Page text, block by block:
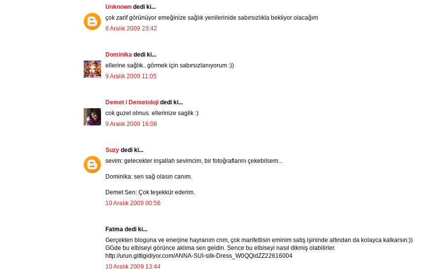
Unknown dedi ki...
çok zarif görünüyor emeğinize sağlık yenilerinide sabırsızlıkla bekliyor olacağım
8 Aralık 2009 23:42
Dominika dedi ki...
ellerine sağlık.. görmek için sabırsızlanıyorum :))
9 Aralık 2009 11:05
Demet / Demetoloji dedi ki...
cok guzel olmus. ellerinize saglik :)
9 Aralık 2009 16:08
Suzy dedi ki...
sevim: gelecekler inşallah sevimcim, bir fotoğraflarını çekebilsem...
Dominika: sen sağ olasın canım.
Demet Sen: Çok teşekkür ederim.
10 Aralık 2009 00:56
Fatma dedi ki...
Gerçekten bloguna ve enerjine hayranım cnm, çok marifetlisin eminim satış işininde altından da kolayca kalkarsın:))
GGde bu elbiseyi görünce aklıma sen geldin. Sence bu elbiseyi nasıl dikmiş olabilirler.
http://urun.gittigidiyor.com/ANNA-SUI-silk-Dress_W0QQidZZ22616004
10 Aralık 2009 13:44